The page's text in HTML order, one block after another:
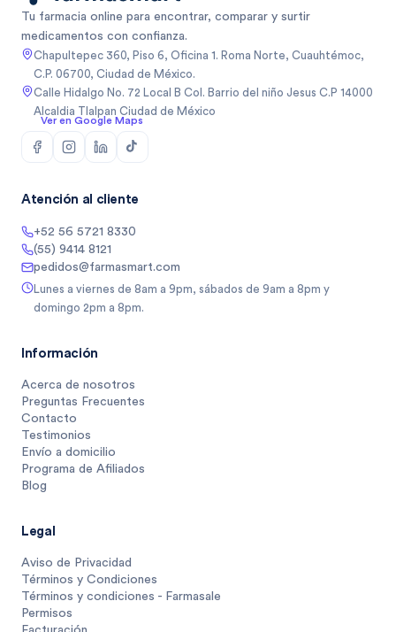
Tu farmacia online para encontrar, comparar y surtir
medicamentos con confianza.
Chapultepec 360, Piso 6, Oficina 1. Roma Norte, Cuauhtémoc,
C.P. 06700, Ciudad de México.
Calle Hidalgo No. 72 Local B Col. Barrio del niño Jesus C.P 14000
Alcaldia Tlalpan Ciudad de México
Ver en Google Maps
Atención al cliente
+52 56 5721 8330
(55) 9414 8121
pedidos@farmasmart.com
Lunes a viernes de 8am a 9pm, sábados de 9am a 8pm y
domingo 2pm a 8pm.
Información
Acerca de nosotros
Preguntas Frecuentes
Contacto
Testimonios
Envío a domicilio
Programa de Afiliados
Blog
Legal
Aviso de Privacidad
Términos y Condiciones
Términos y condiciones - Farmasale
Permisos